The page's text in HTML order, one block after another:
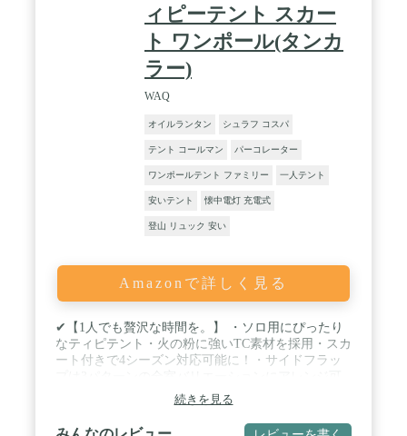
ィピーテント スカー
ト ワンポール(タンカ
ラー)
WAQ
オイルランタン シュラフ コスパ
テント コールマン パーコレーター
ワンポールテント ファミリー 一人テント
安いテント 懐中電灯 充電式
登山 リュック 安い
Amazonで詳しく見る
✔【1人でも贅沢な時間を。】 ・ソロ用にぴったり
なティピテント・火の粉に強いTC素材を採用・スカ
ート付きで4シーズン対応可能に！・サイドフラッ
能 / ✔【ゆったり快適な、自分だけの空間】 WAQ
Alpha TCはフライシートに火の粉があたっても燃え
にくいTC素材(ポリコットン)を採用した、どなたで
続きを見る